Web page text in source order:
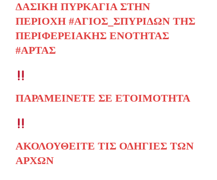
ΔΑΣΙΚΉ ΠΥΡΚΑΓΙΆ ΣΤΗΝ
ΠΕΡΙΟΧΉ#ΆΓΙΟΣ_ΣΠΥΡΊΔΩΝ ΤΗΣ
ΠΕΡΙΦΕΡΕΙΑΚΉΣ ΕΝΌΤΗΤΑΣ
#ΆΡΤΑΣ
ΠΑΡΑΜΕΊΝΕΤΕ ΣΕ ΕΤΟΙΜΌΤΗΤΑ
ΑΚΟΛΟΥΘΕΊΤΕ ΤΙΣ ΟΔΗΓΊΕΣ ΤΩΝ
ΑΡΧΏΝ